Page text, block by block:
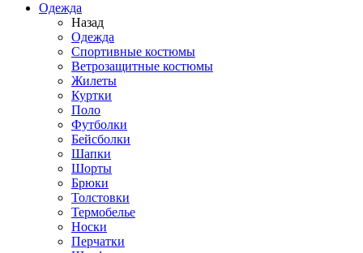
Одежда
Назад
Одежда
Спортивные костюмы
Ветрозащитные костюмы
Жилеты
Куртки
Поло
Футболки
Бейсболки
Шапки
Шорты
Брюки
Толстовки
Термобелье
Носки
Перчатки